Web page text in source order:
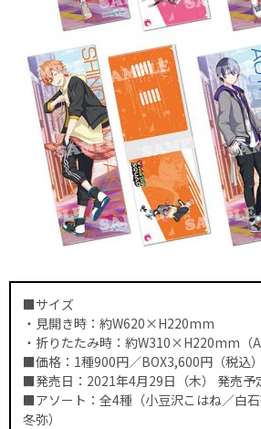
■サイズ
・見開き時：約W620×H220mm
・折りたたみ時：約W310×H220mm（
■価格：1種900円／BOX3,600円（税込）
■発売日：2021年4月29日（木） 発売予
■アソート：全4種（小豆沢こはね／白
冬弥）